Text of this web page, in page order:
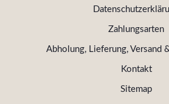
Zahlungsarten
Abholung, Lieferung, Versand
Kontakt
Sitemap